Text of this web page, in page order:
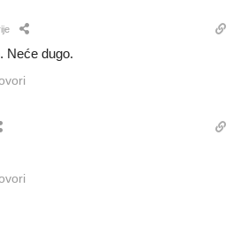
Neće dugo.